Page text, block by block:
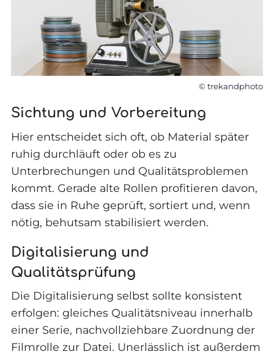
© trekandphoto
Sichtung und Vorbereitung
Hier entscheidet sich oft, ob Material später
ruhig durchläuft oder ob es zu
Unterbrechungen und Qualitätsproblemen
kommt. Gerade alte Rollen profitieren davon,
dass sie in Ruhe geprüft, sortiert und, wenn
nötig, behutsam stabilisiert werden.
Digitalisierung und
Qualitätsprüfung
Die Digitalisierung selbst sollte konsistent
erfolgen: gleiches Qualitätsniveau innerhalb
einer Serie, nachvollziehbare Zuordnung der
Filmrolle zur Datei. Unerlässlich ist außerdem